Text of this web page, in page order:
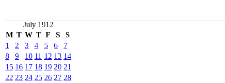
July 1912
M T W T F S S
1 2 3 4 5 6
7
8
9 10 11 12 13 14
15 16 17 18 19 20 21
22 23 24 25 26 27 28